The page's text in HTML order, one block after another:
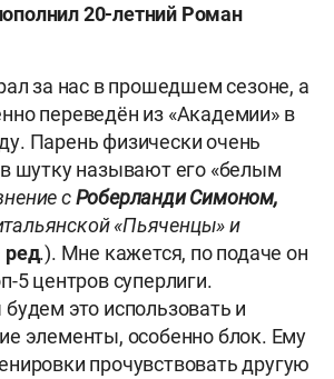
20-летний Роман
за нас в прошедшем сезоне, а
переведён из «Академии» в
Парень физически очень
шутку называют его «белым
сРоберланди Симоном,
«Пьяченцы» и
ред.). Мне кажется, по подаче он
5 центров суперлиги.
это использовать и
элементы, особенно блок. Ему
прочувствовать другую